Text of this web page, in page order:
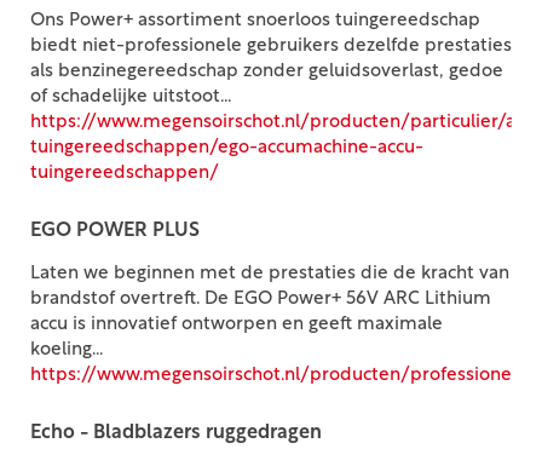
Ons Power+ assortiment snoerloos tuingereedschap
biedt niet-professionele gebruikers dezelfde prestaties
als benzinegereedschap zonder geluidsoverlast, gedoe
of schadelijke uitstoot...
https://www.megensoirschot.nl/producten/particulier/
tuingereedschappen/ego-accumachine-accu-
tuingereedschappen/
EGO POWER PLUS
Laten we beginnen met de prestaties die de kracht van
brandstof overtreft. De EGO Power+ 56V ARC Lithium
accu is innovatief ontworpen en geeft maximale
koeling...
https://www.megensoirschot.nl/producten/
Echo - Bladblazers ruggedragen